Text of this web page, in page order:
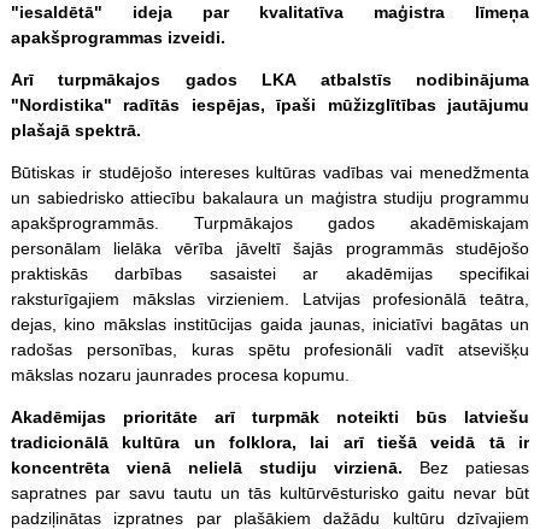
"iesaldētā" ideja par kvalitatīva maģistra līmeņa
apakšprogrammas izveidi.
Arī turpmākajos gados LKA atbalstīs nodibinājuma
"Nordistika" radītās iespējas, īpaši mūžizglītības jautājumu
plašajā spektrā.
Būtiskas ir studējošo intereses kultūras vadības vai menedžmenta
un sabiedrisko attiecību bakalaura un maģistra studiju programmu
apakšprogrammās. Turpmākajos gados akadēmiskajam
personālam lielāka vērība jāveltī šajās programmās studējošo
praktiskās darbības sasaistei ar akadēmijas specifikai
raksturīgajiem mākslas virzieniem. Latvijas profesionālā teātra,
dejas, kino mākslas institūcijas gaida jaunas, iniciatīvi bagātas un
radošas personības, kuras spētu profesionāli vadīt atsevišķu
mākslas nozaru jaunrades procesa kopumu.
Akadēmijas prioritāte arī turpmāk noteikti būs latviešu
tradicionālā kultūra un folklora, lai arī tiešā veidā tā ir
koncentrēta vienā nelielā studiju virzienā. Bez patiesas
sapratnes par savu tautu un tās kultūrvēsturisko gaitu nevar būt
padziļinātas izpratnes par plašākiem dažādu kultūru dzīvajiem